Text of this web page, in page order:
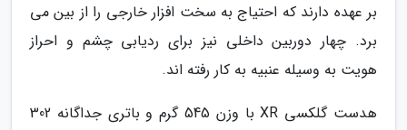
بر عهده دارند که احتیاج به سخت افزار خارجی را از بین می
برد. چهار دوربین داخلی نیز برای ردیابی چشم و احراز
هویت به وسیله عنبیه به کار رفته اند.
هدست گلکسی XR با وزن 545 گرم و باتری جداگانه 302